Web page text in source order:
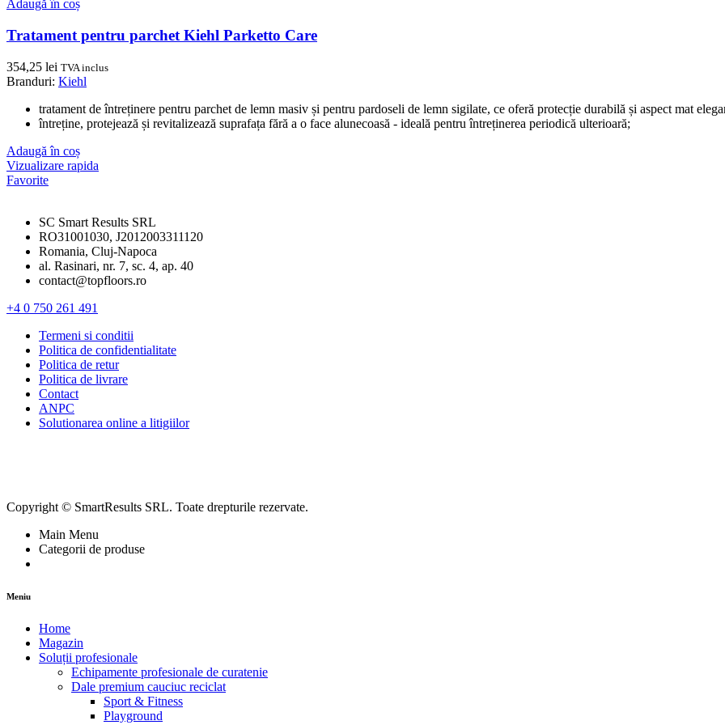
Adaugă în coș
Tratament pentru parchet Kiehl Parketto Care
354,25 lei TVA inclus
Branduri: Kiehl
tratament de întreținere pentru parchet de lemn masiv și pentru pardoseli de lemn sigilate, ce oferă protecție durabilă și aspect mat
întreține, protejează și revitalizează suprafața fără a o face alunecoasă - ideală pentru întreținerea periodică ulterioară;
Adaugă în coș
Vizualizare rapida
Favorite
SC Smart Results SRL
RO31001030, J2012003311120
Romania, Cluj-Napoca
al. Rasinari, nr. 7, sc. 4, ap. 40
contact@topfloors.ro
+4 0 750 261 491
Termeni si conditii
Politica de confidentialitate
Politica de retur
Politica de livrare
Contact
ANPC
Solutionarea online a litigiilor
Copyright © SmartResults SRL. Toate drepturile rezervate.
Main Menu
Categorii de produse
Meniu
Home
Magazin
Soluții profesionale
Echipamente profesionale de curatenie
Dale premium cauciuc reciclat
Sport & Fitness
Playground